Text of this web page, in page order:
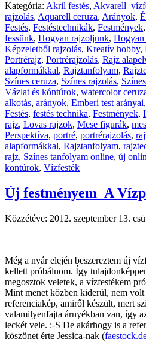
Kategória: Akril festés,
rajzolás, Aquarell ceruza, Arányok,
Festés, Festéstechnikák, Festmények,
fessünk, Hogyan rajzoljunk, Hogyan
Képzeletből rajzolás, Kreatív hobby,
Portrérajz, Portrérajzolás, Rajz
alapformákkal, Rajztanfolyam,
Színes ceruza, Színes rajzolás,
Vázlat és kóntúrok, watercolor
alkotás, arányok, Emberi test arányai,
Festés, festés technika, Festmények,
rajz, Lovas rajzok, Mese figurák,
Perspektíva, portré, portrérajzolás,
alapformákkal, Rajztanfolyam,
rajz, Színes tanfolyam online, új
kontúrok, Vízfesték
Új festményem_A
Közzétéve: 2012. szeptember 13.
Még a nyár elején beszereztem új
kellett próbálnom. Így
megosztok veletek, a vízfestékem
Mint menet közben kiderül, nem volt
referenciakép, amiről készült, mert
valamilyenfajta árnyékban van, így
leckét vele. :-S De akárhogy is a
köszönet érte Jessica-nak (